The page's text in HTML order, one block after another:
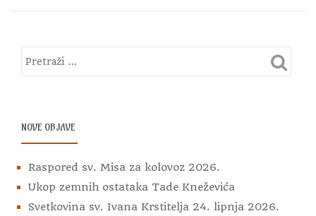
NOVE OBJAVE
Raspored sv. Misa za kolovoz 2026.
Ukop zemnih ostataka Tade Kneževića
Svetkovina sv. Ivana Krstitelja 24. lipnja 2026.